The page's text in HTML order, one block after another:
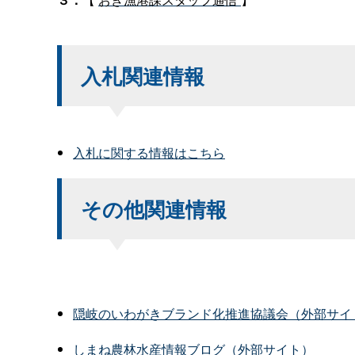
入札関連情報
入札に関する情報はこちら
その他関連情報
隠岐のいわがきブランド化推進協議会（外部サ
しまね農林水産情報ブログ（外部サイト）